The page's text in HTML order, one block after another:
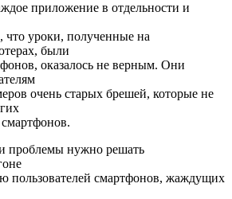
приложение в отдельности и
что уроки, полученные на
были
оказалось не верным. Они
очень старых брешей, которые не
проблемы нужно решать
пользователей смартфонов, жаждущих